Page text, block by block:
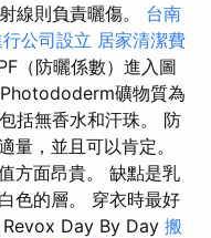
線則負責曬傷。 台南
公司設立 居家清潔費
（防曬係數）進入圖
礦物質為
括無香水和汗珠。 防
量，並且可以肯定。
方面昂貴。 缺點是乳
色的層。 穿衣時最好
Revox Day By Day 搬